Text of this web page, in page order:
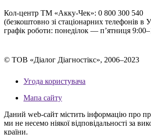
Кол-центр ТМ «Акку-Чек»: 0 800 300 540
(безкоштовно зі стаціонарних телефонів в
графік роботи: понеділок — п’ятниця
© ТОВ «Діалог Діагностікс», 2006–2023
Угода користувача
Мапа сайту
Даний web-сайт містить інформацію про
ми не несемо ніякої відповідальності за
країни.